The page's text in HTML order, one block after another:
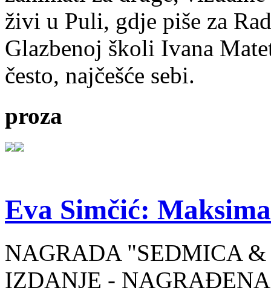
živi u Puli, gdje piše za
Glazbenoj školi Ivana
često, najčešće sebi.
proza
Eva Simčić:
NAGRADA "SEDMICA
IZDANJE -